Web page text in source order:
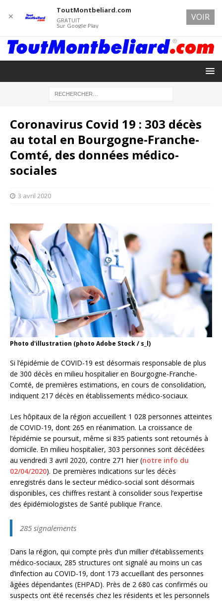
Coronavirus Covid 19 : 303 décès
au total en Bourgogne-Franche-
Comté, des données médico-
sociales
3 avril 2020
Photo d'illustration (photo Adobe Stock / s_l)
Si l’épidémie de COVID-19 est désormais responsable de plus
de 300 décès en milieu hospitalier en Bourgogne-Franche-
Comté, de premières estimations, en cours de consolidation,
indiquent 217 décès en établissements médico-sociaux.
Les hôpitaux de la région accueillent 1 028 personnes atteintes
de COVID-19, dont 265 en réanimation. La croissance de
l’épidémie se poursuit, même si 835 patients sont retournés à
domicile. En milieu hospitalier, 303 personnes sont décédées
au vendredi 3 avril 2020, contre 271 hier (notre info du
02/04/2020). De premières indications sur les décès
enregistrés dans le secteur médico-social sont désormais
disponibles, ces chiffres restant à consolider sous l’expertise
des épidémiologistes de Santé publique France.
285 signalements
Dans la région, qui compte près d’un millier d’établissements
médico-sociaux, 285 structures ont signalé au moins un cas
d’infection au COVID-19, dont 173 accueillant des personnes
âgées dépendantes (EHPAD). Près de 2 680 cas confirmés ou
suspects ont été recensés chez les résidents et les personnels
✕
ToutMontbeliard.com
GRATUIT
Sur Google Play
VOIR